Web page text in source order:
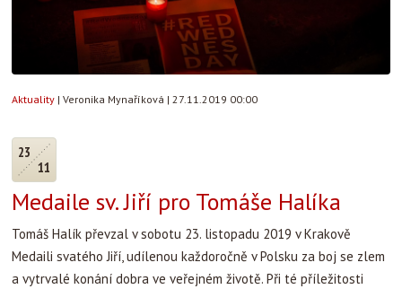
Aktuality | Veronika Mynaříková | 27.11.2019 00:00
23
11
Medaile sv. Jiří pro Tomáše Halíka
Tomáš Halík převzal v sobotu 23. listopadu 2019 v Krakově
Medaili svatého Jiří, udílenou každoročně v Polsku za boj se zlem
a vytrvalé konání dobra ve veřejném životě. Při té příležitosti